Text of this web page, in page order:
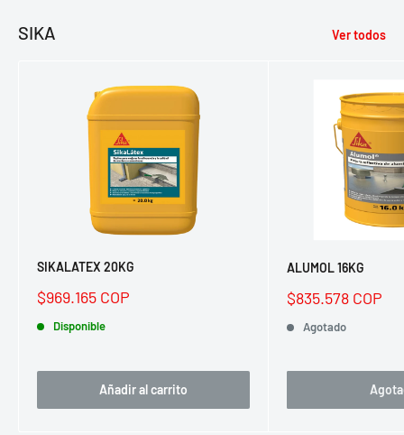
SIKA Ver todos
SIKALATEX 20KG
Precio
venta
$969.165 COP
Disponible
Añadir al carrito
ALUMOL 16KG
Precio
venta
$835.578 COP
Agotado